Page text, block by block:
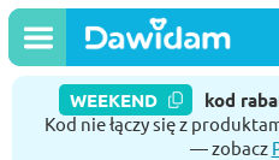
WEEKEND kod
Kod nie łączy się z
— zobacz